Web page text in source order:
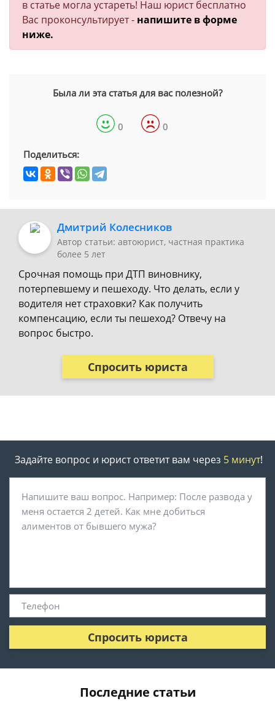
в статье могла устареть! Наш юрист бесплатно
Вас проконсультирует - напишите в форме
ниже.
Была ли эта статья для вас полезной?
0 0
Поделиться:
Дмитрий Колесников
Автор статьи: автоюрист, частная практика
более 5 лет
Срочная помощь при ДТП виновнику,
потерпевшему и пешеходу. Что делать, если у
водителя нет страховки? Как получить
компенсацию, если ты пешеход? Отвечу на
вопрос быстро.
Спросить юриста
Задайте вопрос и юрист ответит вам через 5 минут!
Спросить юриста
Последние статьи